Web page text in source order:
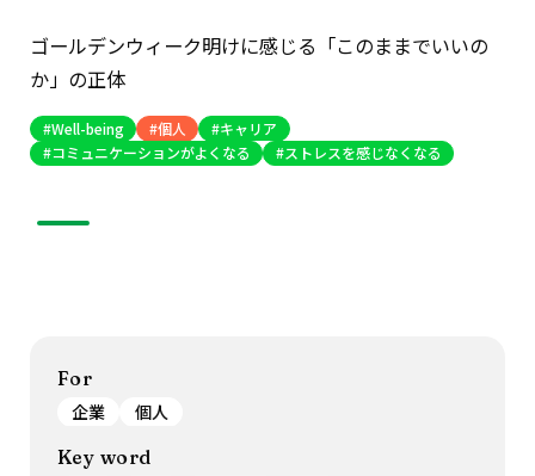
ゴールデンウィーク明けに感じる「このままでいいの
か」の正体
Well-being 個人
キャリア
コミュニケーションがよくなる
ストレスを感じなくなる
For
企業
個人
Key word